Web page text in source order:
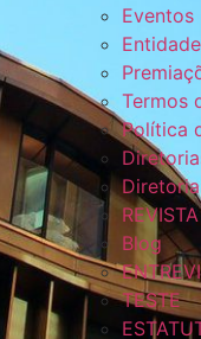
Eventos
Termos
Política
Blog
TESTE